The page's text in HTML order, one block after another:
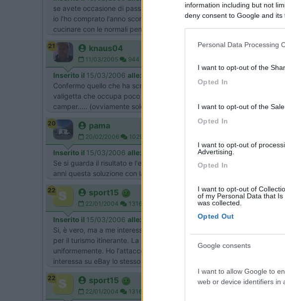
information including but not
deny consent to Google and
Personal Data Processing
I want to opt-out of the
Opted In
I want to opt-out of the
Opted In
I want to opt-out of
Advertising.
Opted In
I want to opt-out of
of my Personal Data that
was collected.
Opted Out
Google consents
I want to allow Google to
web or device identifiers in
se avete occasione di passare da Jesolo c'e un venditore di
io l'ho comprato l'anno scorso e' il mod. dometic cramer funziona a
cucinare con le normali pentole e' veramente valido . un saluto a tutti
21 knaus04
11/03/2005 944
Inserito il 15/03/2006 alle:
Confermo quello che ha scritto brrizza nel suo post. Anche noi
valigetta che occupa poco spazio. Prezzo 130 euro. In più mentre
camper..... (ovviamente solo e quando è possibile farlo negli appositi
20 pama
20/02/2006 1029
Inserito il 15/03/2006 alle:
Se si guarda il risultato e l'efficienza l'idea di Roberto 66 non teme
anni questa soluzione con la semplice aggiunta di una base che rende
22 sport15
22/01/2004 13161
Inserito il 15/03/2006 alle:
Si, è vero, ma a me interessava un barbeque a gas ,piccolo e che
per il turismo itinerante. La cottura con roccia lavica può paragonarsi
uniformemente. Ho l'attacco gas esterno ed un fornello e griglia,che
interessa su eBay lo stesso barbeque costa 63€. Se poi qualcuno mi
22 sport15
22/01/2004 13161